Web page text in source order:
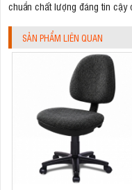
chuẩn chất lượng đáng tin cậy
SẢN PHẨM LIÊN QUAN